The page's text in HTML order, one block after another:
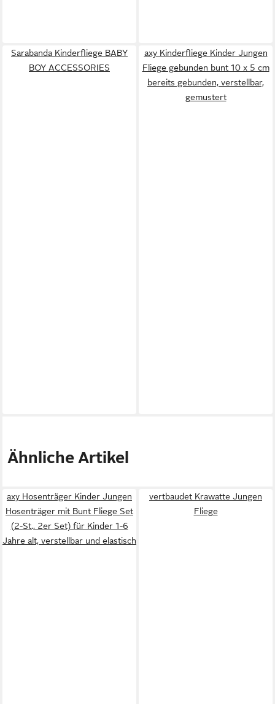
Sarabanda Kinderfliege BABY
BOY ACCESSORIES
axy Kinderfliege Kinder Jungen
Fliege gebunden bunt 10 x 5 cm
bereits gebunden, verstellbar,
gemustert
Ähnliche Artikel
axy Hosenträger Kinder Jungen
Hosenträger mit Bunt Fliege Set
(2-St., 2er Set) für Kinder 1-6
Jahre alt, verstellbar und elastisch
vertbaudet Krawatte Jungen
Fliege